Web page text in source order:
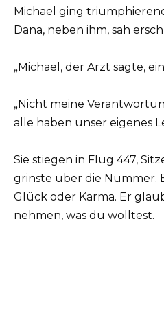
Michael ging
Dana, neben ihm, sah
„Michael, der Arzt sagte,
„Nicht meine
alle haben unser eigenes
Sie stiegen in Flug 447,
grinste über die Nummer.
Glück oder Karma. Er
nehmen, was du wolltest.